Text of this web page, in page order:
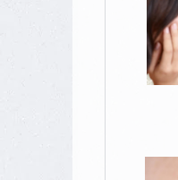
明細書の発
当院では
また、公
尚、明細